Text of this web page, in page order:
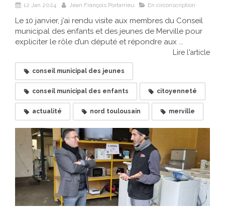
12 Jan 2024 Jean François Portarrieu En circonscription
Le 10 janvier, j’ai rendu visite aux membres du Conseil
municipal des enfants et des jeunes de Merville pour
expliciter le rôle d’un député et répondre aux ...
Lire l'article
conseil municipal des jeunes
conseil municipal des enfants citoyenneté
actualité nord toulousain merville